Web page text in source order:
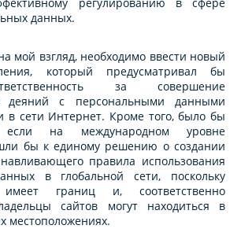
данных.
мой взгляд, необходимо ввести новый
который предусматривал бы
за совершение
деяний с персональными данными
в сети Интернет. Кроме того, было бы
если на международном уровне
бы к единому решению о создании
правила использования
в глобальной сети, поскольку
границ и, соответственно
сайтов могут находиться в
местоположениях.